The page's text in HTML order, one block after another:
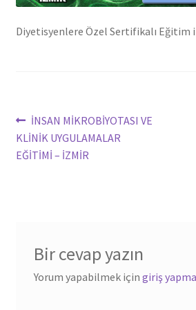
Diyetisyenlere Özel Sertifikalı Eğitim
Yazı
dolaşımı
Önceki
yazı:
İNSAN MİKROBİYOTASI VE
KLİNİK UYGULAMALAR
EĞİTİMİ – İZMİR
Bir cevap yazın
Yorum yapabilmek için giriş